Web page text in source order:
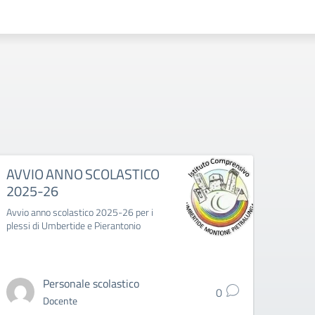
AVVIO ANNO SCOLASTICO
2025-26
Avvio anno scolastico 2025-26 per i
plessi di Umbertide e Pierantonio
Personale scolastico
Docente 0